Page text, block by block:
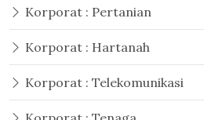
Korporat : Pertanian
Korporat : Hartanah
Korporat : Telekomunikasi